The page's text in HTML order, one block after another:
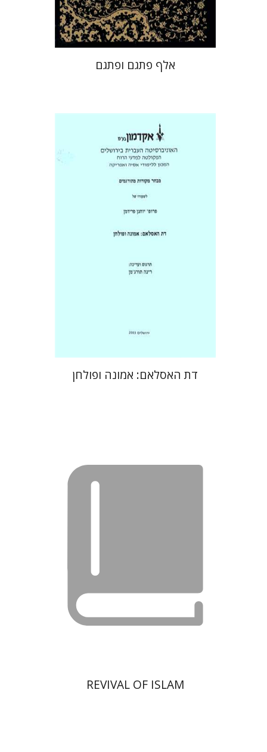
$32
$29
אלף פתגם ופתגם
רינה תורג`מן
רינה תורג`מן
דת האסלאם: אמונה ופולחן
REVIVAL OF ISLAM